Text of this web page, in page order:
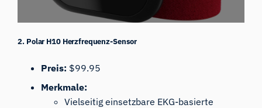
2. Polar H10 Herzfrequenz-Sensor
Preis: $99.95
Merkmale:
Vielseitig einsetzbare EKG-basierte